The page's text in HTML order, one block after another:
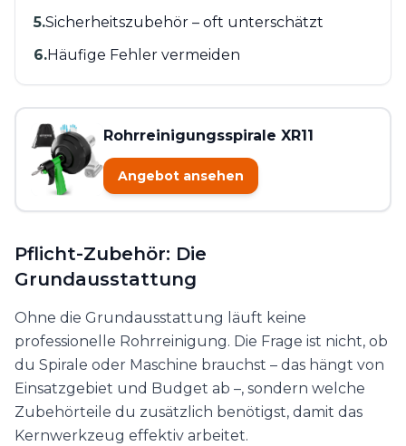
5.Sicherheitszubehör – oft unterschätzt
6.Häufige Fehler vermeiden
Rohrreinigungsspirale XR11
Angebot ansehen
Pflicht-Zubehör: Die
Grundausstattung
Ohne die Grundausstattung läuft keine
professionelle Rohrreinigung. Die Frage ist nicht, ob
du Spirale oder Maschine brauchst – das hängt von
Einsatzgebiet und Budget ab –, sondern welche
Zubehörteile du zusätzlich benötigst, damit das
Kernwerkzeug effektiv arbeitet.